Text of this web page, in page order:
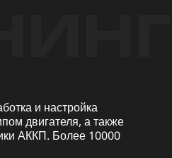
и настройка
двигателя, а также
АККП. Более 10000